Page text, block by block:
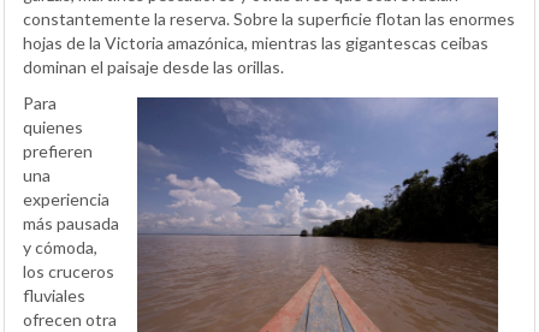
constantemente la reserva. Sobre la superficie flotan las enormes
hojas de la Victoria amazónica, mientras las gigantescas ceibas
dominan el paisaje desde las orillas.
Para
quienes
prefieren
una
experiencia
más pausada
y cómoda,
los cruceros
fluviales
ofrecen otra